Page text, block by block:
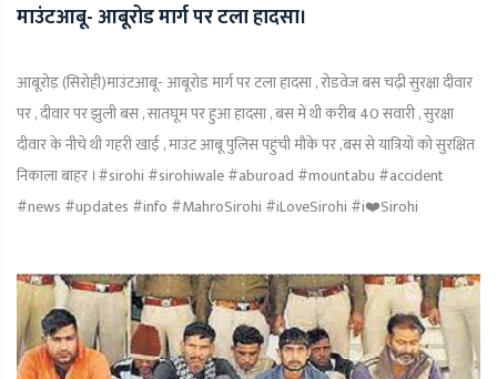
माउंटआबू- आबूरोड मार्ग पर टला हादसा।
आबूरोड़ (सिरोही)माउंटआबू- आबूरोड मार्ग पर टला हादसा , रोडवेज बस चढ़ी सुरक्षा दीवार
पर , दीवार पर झुली बस , सातघूम पर हुआ हादसा , बस में थी करीब 40 सवारी , सुरक्षा
दीवार के नीचे थी गहरी खाई , माउंट आबू पुलिस पहुंची मौके पर ,बस से यात्रियों को सुरक्षित
निकाला बाहर ।#sirohi #sirohiwale #aburoad #mountabu #accident
#news #updates #info #MahroSirohi #iLoveSirohi #i❤️Sirohi